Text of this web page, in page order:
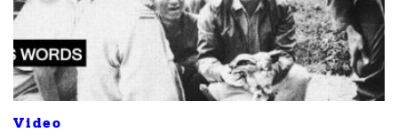
Video
TWEET LINE EMAIL